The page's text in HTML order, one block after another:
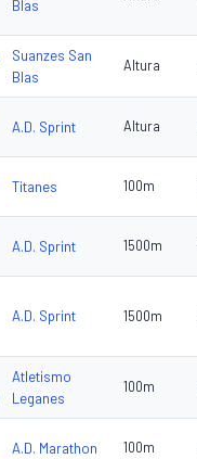
Blas
Suanzes San
Blas
Altura
A.D. Sprint Altura
Titanes 100m
A.D. Sprint 1500m
A.D. Sprint 1500m
Atletismo
Leganes
100m
A.D. Marathon 100m